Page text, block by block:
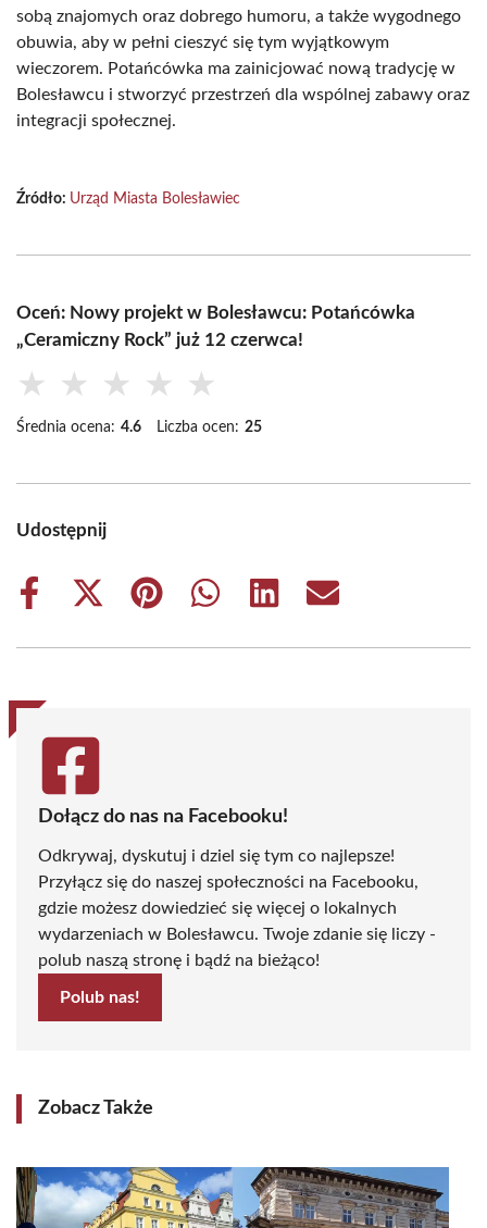
sobą znajomych oraz dobrego humoru, a także wygodnego
obuwia, aby w pełni cieszyć się tym wyjątkowym
wieczorem. Potańcówka ma zainicjować nową tradycję w
Bolesławcu i stworzyć przestrzeń dla wspólnej zabawy oraz
integracji społecznej.
Źródło: Urząd Miasta Bolesławiec
Oceń: Nowy projekt w Bolesławcu: Potańcówka
„Ceramiczny Rock” już 12 czerwca!
★ ★ ★ ★ ★
Średnia ocena: 4.6 Liczba ocen: 25
Udostępnij
Share
Share
(Twitter)
Share
Share
Share
Share
Dołącz do nas na Facebooku!
Odkrywaj, dyskutuj i dziel się tym co najlepsze!
Przyłącz się do naszej społeczności na Facebooku,
gdzie możesz dowiedzieć się więcej o lokalnych
wydarzeniach w Bolesławcu. Twoje zdanie się liczy -
polub naszą stronę i bądź na bieżąco!
Polub nas!
Zobacz Także